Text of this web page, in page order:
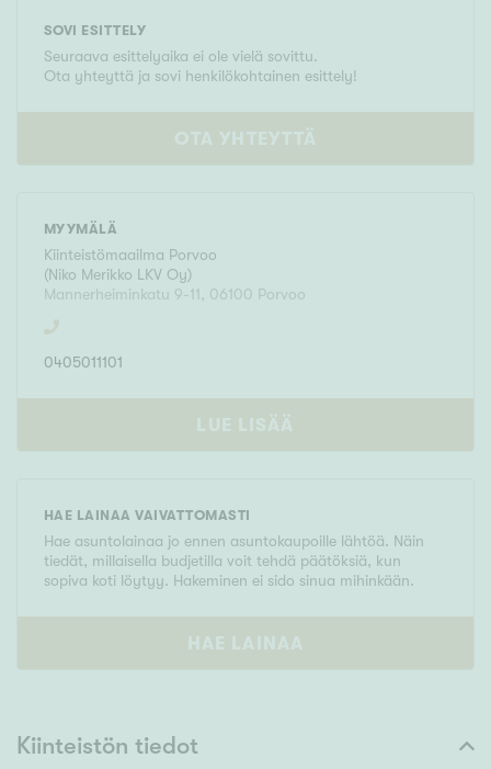
SOVI ESITTELY
Seuraava esittelyaika ei ole vielä sovittu.
Ota yhteyttä ja sovi henkilökohtainen esittely!
OTA YHTEYTTÄ
MYYMÄLÄ
Kiinteistömaailma Porvoo
(Niko Merikko LKV Oy)
Mannerheiminkatu 9-11 , 06100 Porvoo
0405011101
LUE LISÄÄ
HAE LAINAA VAIVATTOMASTI
Hae asuntolainaa jo ennen asuntokaupoille lähtöä. Näin
tiedät, millaisella budjetilla voit tehdä päätöksiä, kun
sopiva koti löytyy. Hakeminen ei sido sinua mihinkään.
HAE LAINAA
Kiinteistön tiedot